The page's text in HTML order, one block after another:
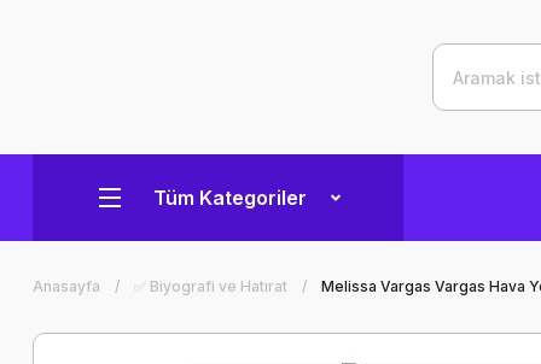
Tüm Kategoriler
Anasayfa ✅ Biyografi ve Hatırat Melissa Vargas Vargas Hava